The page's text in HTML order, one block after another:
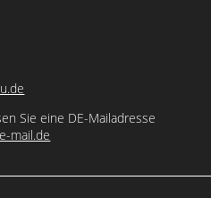
Sie eine DE-Mailadresse
mail.de